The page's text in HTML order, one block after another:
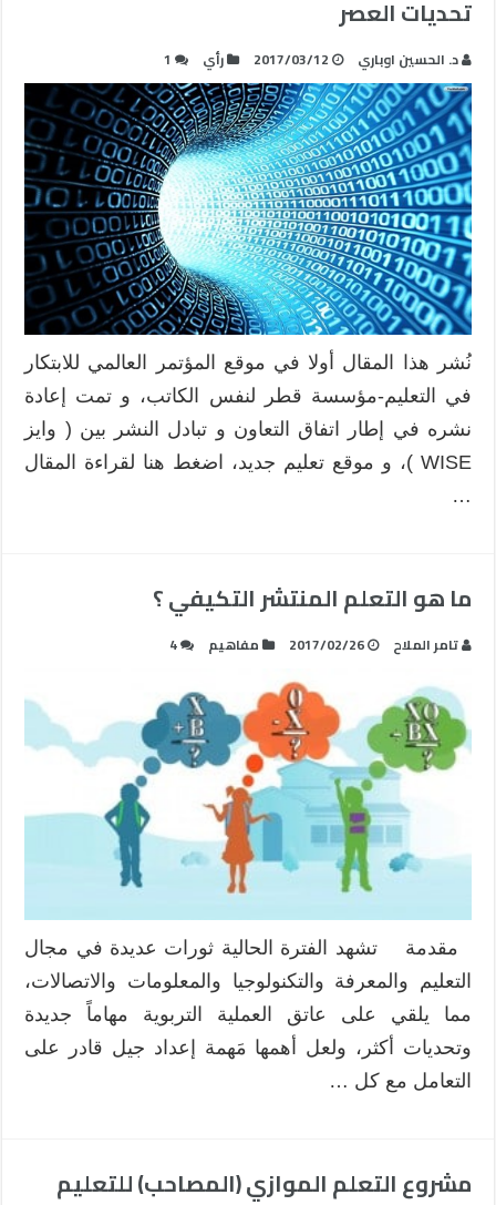
تحديات العصر
د. الحسين اوباري 2017/03/12 رأي 1
نُشر هذا المقال أولا في موقع المؤتمر العالمي للابتكار
في التعليم-مؤسسة قطر لنفس الكاتب، و تمت إعادة
نشره في إطار اتفاق التعاون و تبادل النشر بين ( وايز
WISE )، و موقع تعليم جديد، اضغط هنا لقراءة المقال
…
ما هو التعلم المنتشر التكيفي ؟
تامر الملاح 2017/02/26 مفاهيم 4
مقدمة تشهد الفترة الحالية ثورات عديدة في مجال
التعليم والمعرفة والتكنولوجيا والمعلومات والاتصالات،
مما يلقي على عاتق العملية التربوية مهاماً جديدة
وتحديات أكثر، ولعل أهمها مَهمة إعداد جيل قادر على
التعامل مع كل …
مشروع التعلم الموازي (المصاحب) للتعليم